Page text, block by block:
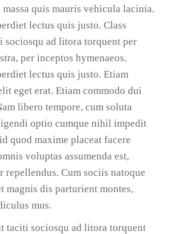
massa quis mauris vehicula lacinia.
lectus quis justo. Class
sociosqu ad litora torquent per
per inceptos hymenaeos.
lectus quis justo. Etiam
eget erat. Etiam commodo dui
libero tempore, cum soluta
optio cumque nihil impedit
quod maxime placeat facere
voluptas assumenda est,
repellendus. Cum sociis natoque
magnis dis parturient montes,
mus.
taciti sociosqu ad litora torquent